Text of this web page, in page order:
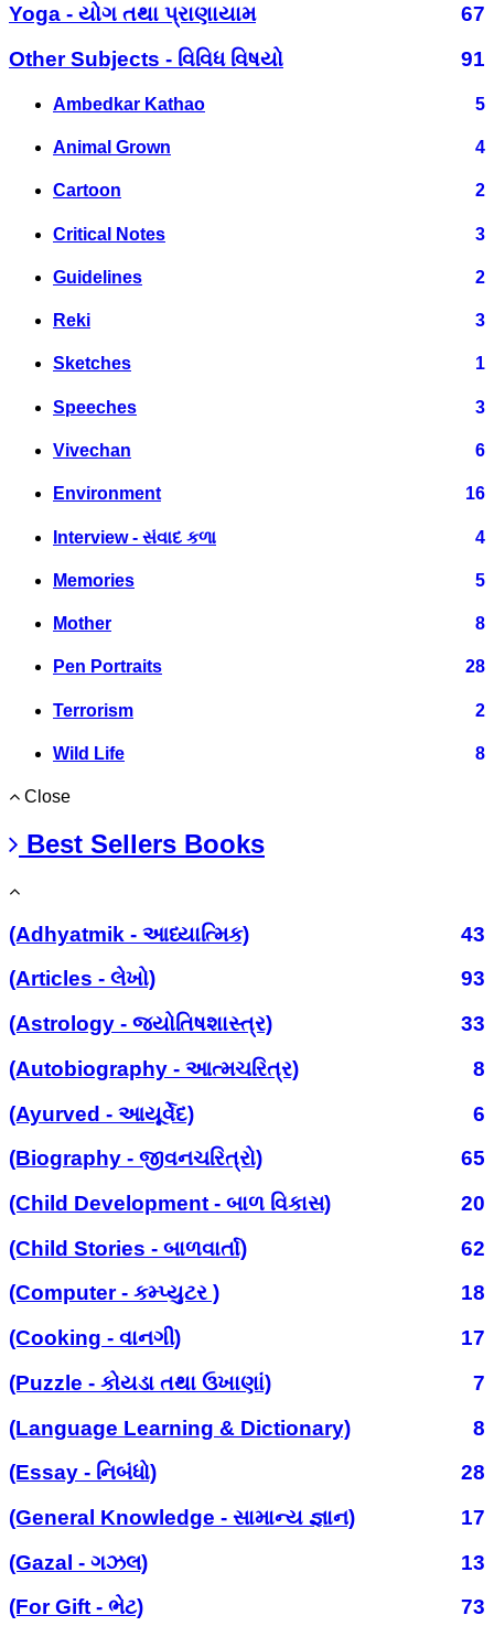
Yoga - યોગ તથા પ્રાણાયામ
67
Other Subjects - વિવિધ વિષયો
91
Ambedkar Kathao 5
Animal Grown 4
Cartoon 2
Critical Notes 3
Guidelines 2
Reki 3
Sketches 1
Speeches 3
Vivechan 6
Environment 16
Interview - સંવાદ કળા 4
Memories 5
Mother 8
Pen Portraits 28
Terrorism 2
Wild Life 8
Close
Best Sellers Books
(Adhyatmik - આધ્યાત્મિક)
43
(Articles - લેખો)
93
(Astrology - જ્યોતિષશાસ્ત્ર)
33
(Autobiography - આત્મચરિત્ર)
8
(Ayurved - આયૂર્વેદ)
6
(Biography - જીવનચરિત્રો)
65
(Child Development - બાળ વિકાસ)
20
(Child Stories - બાળવાર્તા)
62
(Computer - કમ્પ્યુટર )
18
(Cooking - વાનગી)
17
(Puzzle - કોયડા તથા ઉખાણાં)
7
(Language Learning & Dictionary)
8
(Essay - નિબંધો)
28
(General Knowledge - સામાન્ય જ્ઞાન)
17
(Gazal - ગઝલ)
13
(For Gift - ભેટ)
73